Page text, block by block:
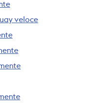
veloce